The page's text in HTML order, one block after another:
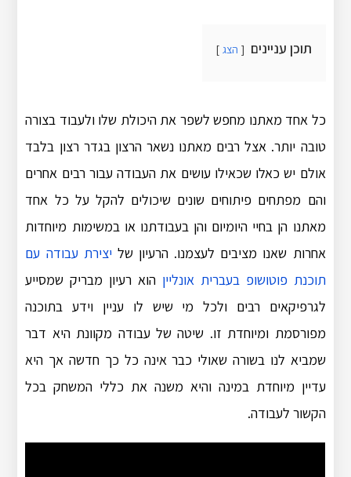
תוכן עניינים הצג
כל אחד מאתנו מחפש לשפר את היכולת שלו ולעבוד בצורה
טובה יותר. אצל רבים מאתנו נשאר הרצון בגדר רצון בלבד
אולם יש כאלו שכאילו עושים את העבודה עבור רבים אחרים
והם מפתחים פיתוחים שונים שיכולים להקל על כל אחד
מאתנו הן בחיי היומיום והן בעבודתנו או במשימות מיוחדות
אחרות שאנו מציבים לעצמנו. הרעיון שליצירת עבודה עם
תוכנת פוטושופ בעברית אונליין הוא רעיון מבריק שמסייע
לגרפיקאים רבים ולכל מי שיש לו עניין וידע בתוכנה
מפורסמת ומיוחדת זו. שיטה של עבודה מקוונת היא דבר
שמביא לנו בשורה שאולי כבר אינה כל כך חדשה אך היא
עדיין מיוחדת במינה והיא משנה את כללי המשחק בכל
הקשור לעבודה.